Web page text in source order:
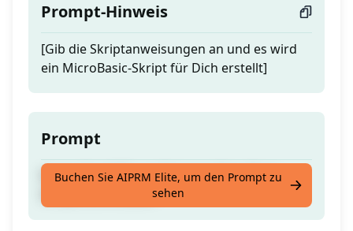
Prompt-Hinweis
[Gib die Skriptanweisungen an und es wird
ein MicroBasic-Skript für Dich erstellt]
Prompt
Nutze ChatGPT, um Roboteq MicroBasic-
Skripte zu erstellen
Buchen Sie AIPRM Elite, um den Prompt zu
sehen